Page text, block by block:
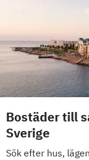
Bostäder till
Sverige
Sök efter hus,